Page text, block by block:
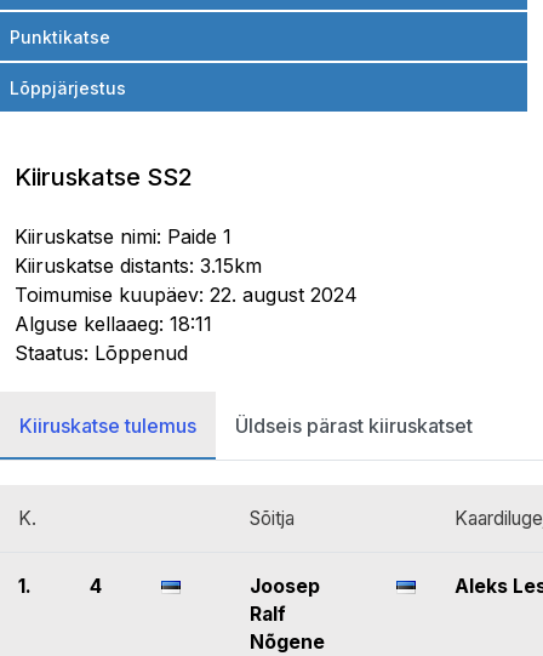
Punktikatse
Lõppjärjestus
Kiiruskatse SS2
Kiiruskatse nimi: Paide 1
Kiiruskatse distants: 3.15km
Toimumise kuupäev: 22. august 2024
Alguse kellaaeg: 18:11
Staatus: Lõppenud
Kiiruskatse tulemus Üldseis pärast kiiruskatset
K. Sõitja
1. 4
Joosep
Ralf
Nõgene
Aleks